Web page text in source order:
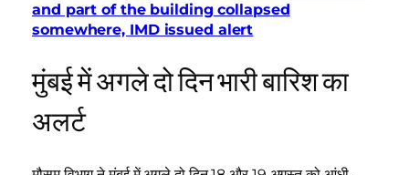
and part of the building collapsed
somewhere, IMD issued alert
मुंबई में अगले दो दिन भारी बारिश का
अलर्ट